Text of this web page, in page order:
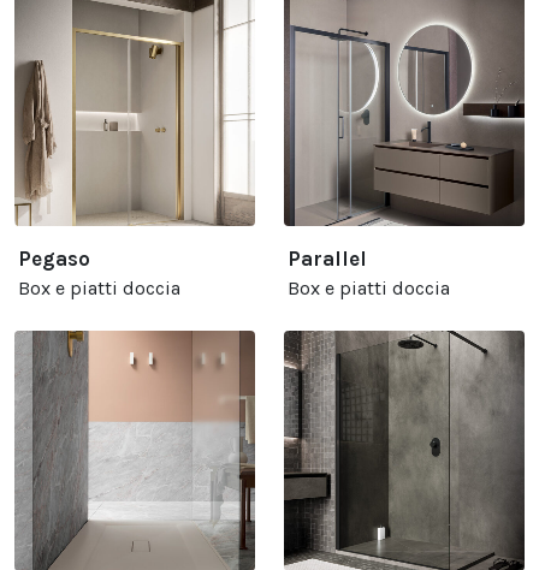
Pegaso
Box e piatti doccia
Parallel
Box e piatti doccia